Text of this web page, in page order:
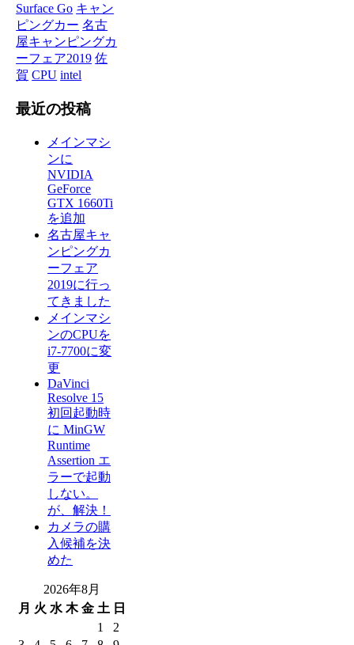
Surface Go キャン
ピングカー 名古
屋キャンピングカ
ーフェア2019 佐
賀 CPU intel
最近の投稿
メインマシ
ンに
NVIDIA
GeForce
GTX 1660Ti
を追加
名古屋キャ
ンピングカ
ーフェア
2019に行っ
てきました
メインマシ
ンのCPUを
i7-7700に変
更
DaVinci
Resolve 15
初回起動時
に MinGW
Runtime
Assertion エ
ラーで起動
しない。
が、解決！
カメラの購
入候補を決
めた
2026年8月
月 火 水 木 金 土 日
1
2